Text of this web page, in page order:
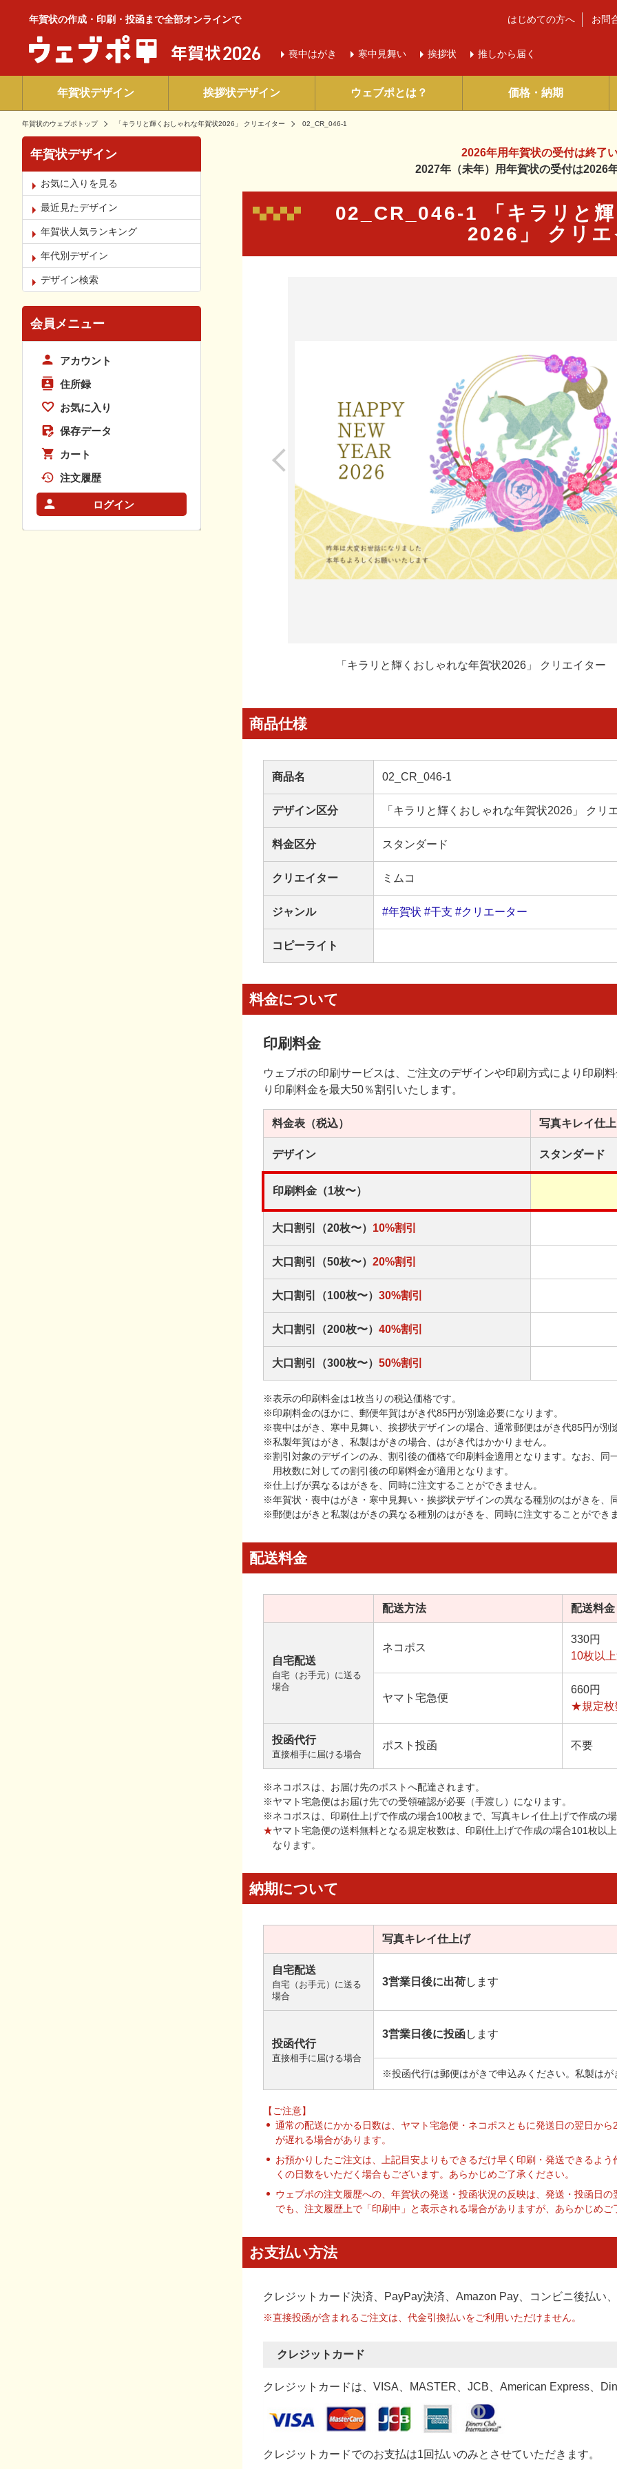
年賀状の作成・印刷・投函まで全部オンラインで
喪中はがき 寒中 見舞い 挨拶状 推しから届く
はじめての方へ お問
年賀状デザイン 挨拶状デザイン ウェブポとは？ 価格・納期
年賀状のウェブポトップ 「キラリと輝くおしゃれな年賀状2026」 クリエイター 02_CR_046-1
2026年用年賀状の受付は終了
2027年（未年）用年賀状の受付は2026
02_CR_046-1 「キラリと
2026」 クリ
「キラリと輝くおしゃれな年賀状2026」 クリエイター
商品仕様
商品名 02_CR_046-1
デザイン区分 「キラリと輝くおしゃれな年賀状2026」 クリ
料金区分 スタンダード
クリエイター ミムコ
ジャンル #年賀状 #干支 #クリエーター
コピーライト
料金について
印刷料金
ウェブポの印刷サービスは、ご注文のデザインや印刷方式により印刷
り印刷料金を最大50％割引いたします。
料金表 （税込） 写真キレイ仕
デザイン スタンダード
印刷料金（1枚〜）
大口割引（20枚〜） 10%割引
大口割引（50枚〜） 20%割引
大口割引（100枚〜） 30%割引
大口割引（200枚〜） 40%割引
大口割引（300枚〜） 50%割引
※表示の印刷料金は1枚当りの税込価格です。
※印刷料金のほかに、郵便年賀はがき代85円が別途必要になります。
※喪中はがき、寒中見舞い、挨拶状デザインの場合、通常郵便はがき代85円が別
※私製年賀はがき、私製はがきの場合、はがき代はかかりません。
※割引対象のデザインのみ、割引後の価格で印刷料金適用となります。なお、
用枚数に対しての割引後の印刷料金が適用となります。
※仕上げが異なるはがきを、同時に注文することができません。
※年賀状・喪中はがき・寒中見舞い・挨拶状デザインの異なる種別のはがきを、
※郵便はがきと私製はがきの異なる種別のはがきを、同時に注文することができ
配送料金
配送方法 配送料金
自宅配送
自宅（お手元）に送る
場合
ネコポス
330円
10枚以
ヤマト宅急便
660円
★規定枚
投函代行
直接相手に届ける場合
ポスト投函 不要
※ネコポスは、お届け先のポストへ配達されます。
※ヤマト宅急便はお届け先での受領確認が必要（手渡し）になります。
※ネコポスは、印刷仕上げで作成の場合100枚まで、写真キレイ仕上げで作成の
★ヤマト宅急便の送料無料となる規定枚数は、印刷仕上げで作成の場合101枚以
なります。
納期について
写真キレイ仕上げ
自宅配送
自宅（お手元）に送る
場合
3営業日後に出荷します
投函代行
直接相手に届ける場合
3営業日後に投函します
※投函代行は郵便はがきで申込みください。私製は
【ご注意】
通常の配送にかかる日数は、ヤマト宅急便・ネコポスともに発送日の翌日か
が遅れる場合があります。
お預かりしたご注文は、上記目安よりもできるだけ早く印刷・発送できるよ
くの日数をいただく場合もございます。あらかじめご了承ください。
ウェブポの注文履歴への、年賀状の発送・投函状況の反映は、発送・投函日
でも、注文履歴上で「印刷中」と表示される場合がありますが、あらかじめご
お支払い方法
クレジットカード決済、PayPay決済 、Amazon Pay、コンビニ後払い
※直接投函が含まれるご注文は、代金引換払いをご利用いただけません。
クレジットカード
クレジットカードは、VISA、MASTER、JCB、American Express、
クレジットカードでのお支払は1回払いのみとさせていただきます。
年賀状デザイン
お気に入りを見る
最近見たデザイン
年賀状人気ランキング
年代別デザイン
デザイン検索
会員メニュー
アカウント
住所録
お気に入り
保存データ
カート
注文履歴
ログイン